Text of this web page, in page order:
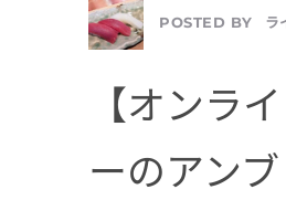
POSTED BY ラ
【オンラ
ーのアン